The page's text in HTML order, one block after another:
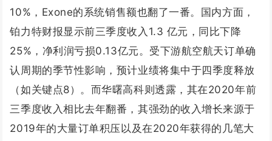
10%，Exone的系统销售额也翻了一番。国内方面，
铂力特财报显示前三季度收入1.3 亿元，同比下降
25%，净利润亏损0.13亿元。受下游航空航天订单确
认周期的季节性影响，预计业绩将集中于四季度释放
（如关键点8）。而华曙高科则透露，其在2020年前
三季度收入相比去年翻番，其强劲的收入增长来源于
2019年的大量订单积压以及在2020年获得的几笔大